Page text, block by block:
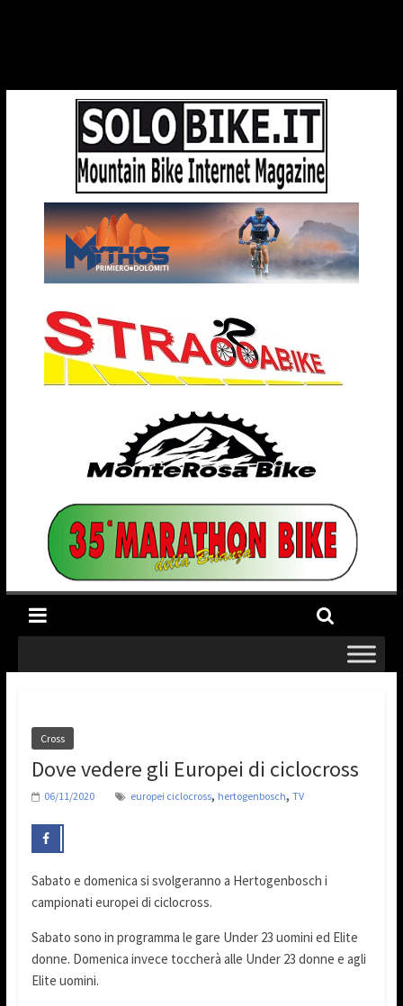
Cross
Dove vedere gli Europei di ciclocross
06/11/2020 europei ciclocross, hertogenbosch, TV
Sabato e domenica si svolgeranno a Hertogenbosch i
campionati europei di ciclocross.
Sabato sono in programma le gare Under 23 uomini ed Elite
donne. Domenica invece toccherà alle Under 23 donne e agli
Elite uomini.